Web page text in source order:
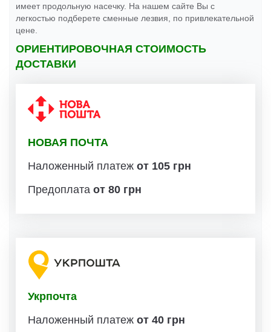
имеет продольную насечку. На нашем сайте Вы с
легкостью подберете сменные лезвия, по привлекательной
цене.
ОРИЕНТИРОВОЧНАЯ СТОИМОСТЬ
ДОСТАВКИ
НОВАЯ ПОЧТА
Наложенный платеж от 105 грн
Предоплата от 80 грн
Укрпочта
Наложенный платеж от 40 грн